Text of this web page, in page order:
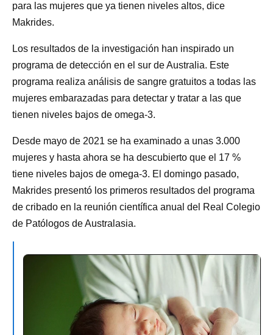
para las mujeres que ya tienen niveles altos, dice
Makrides.
Los resultados de la investigación han inspirado un
programa de detección en el sur de Australia. Este
programa realiza análisis de sangre gratuitos a todas las
mujeres embarazadas para detectar y tratar a las que
tienen niveles bajos de omega-3.
Desde mayo de 2021 se ha examinado a unas 3.000
mujeres y hasta ahora se ha descubierto que el 17 %
tiene niveles bajos de omega-3. El domingo pasado,
Makrides presentó los primeros resultados del programa
de cribado en la reunión científica anual del Real Colegio
de Patólogos de Australasia.